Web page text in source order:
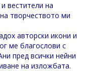
вестители на
творчеството ми
авторски икони и
ме благослови с
пред вcички нейни
нa изложбaтa.